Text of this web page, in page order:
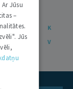
H I
K
V
Jūsu
–
Jūs